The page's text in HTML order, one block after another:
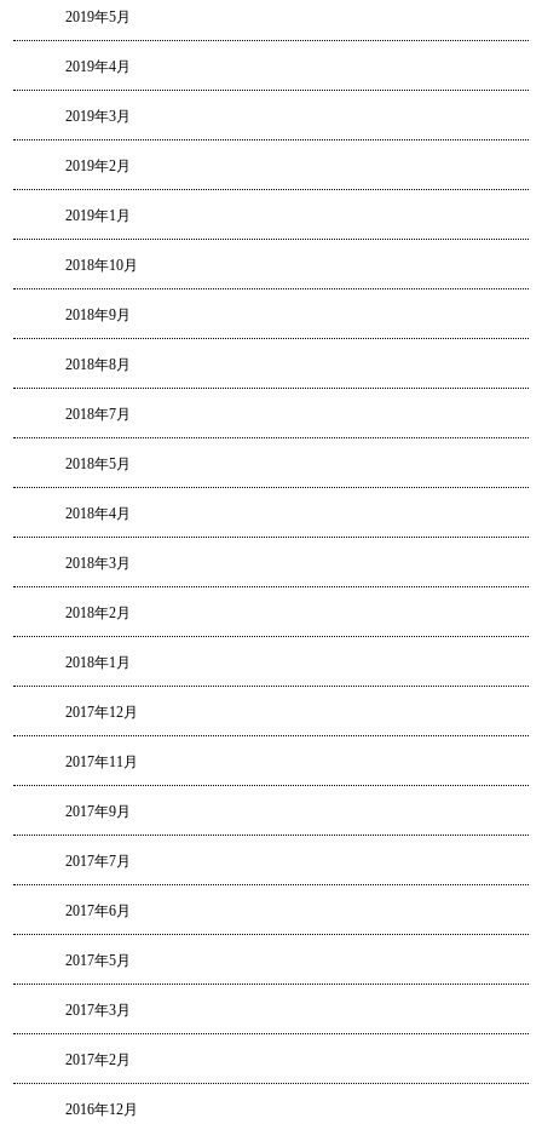
2019年5月
2019年4月
2019年3月
2019年2月
2019年1月
2018年10月
2018年9月
2018年8月
2018年7月
2018年5月
2018年4月
2018年3月
2018年2月
2018年1月
2017年12月
2017年11月
2017年9月
2017年7月
2017年6月
2017年5月
2017年3月
2017年2月
2016年12月